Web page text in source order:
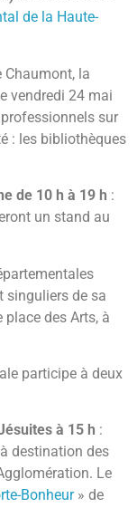
de la Haute-
Chaumont, la
vendredi 24 mai
sur
: les bibliothèques
de 10 h à 19 h :
un stand au
singuliers de sa
des Arts, à
participe à deux
à 15 h :
destination des
Le
Bonheur» de